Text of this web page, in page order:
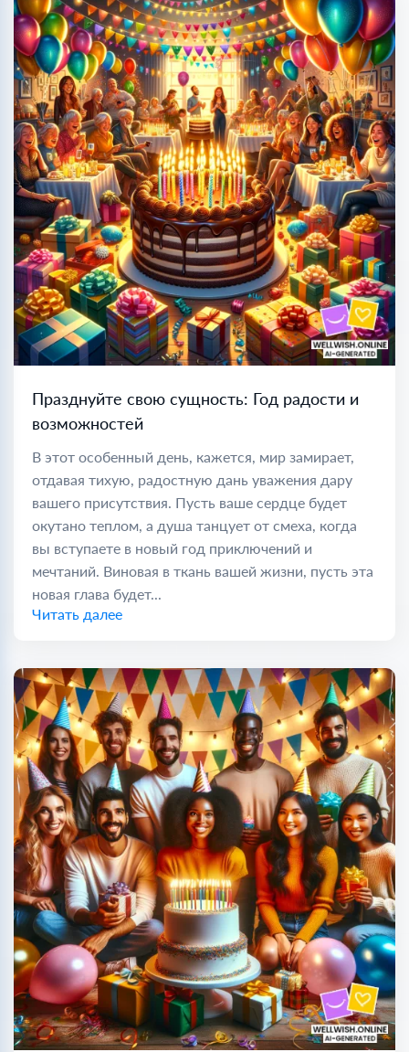
Празднуйте свою сущность: Год радости и
возможностей
В этот особенный день, кажется, мир замирает,
отдавая тихую, радостную дань уважения дару
вашего присутствия. Пусть ваше сердце будет
окутано теплом, а душа танцует от смеха, когда
вы вступаете в новый год приключений и
мечтаний. Виновая в ткань вашей жизни, пусть эта
новая глава будет...
Читать далее